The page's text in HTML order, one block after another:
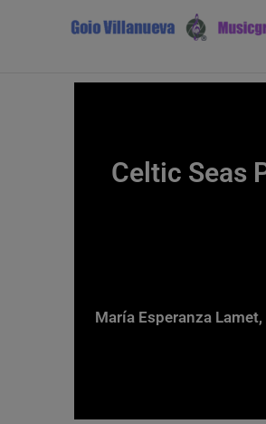
Celtic Seas
María Esperanza